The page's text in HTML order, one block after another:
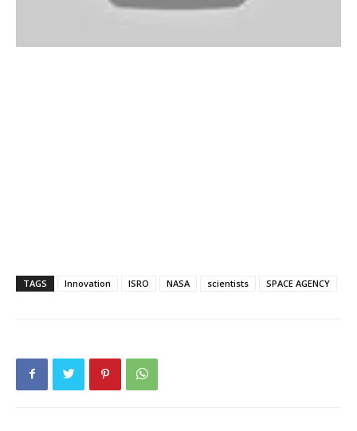
TAGS Innovation ISRO NASA scientists SPACE AGENCY